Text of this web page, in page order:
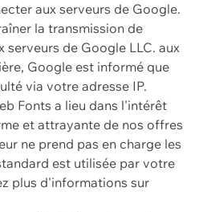
aux serveurs de Google.
la transmission de
serveurs de Google LLC. aux
Google est informé que
via votre adresse IP.
Fonts a lieu dans l'intérêt
et attrayante de nos offres
ne prend pas en charge les
est utilisée par votre
plus d'informations sur